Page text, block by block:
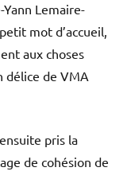
Lemaire-
mot d’accueil,
aux choses
délice de VMA
pris la
de cohésion de